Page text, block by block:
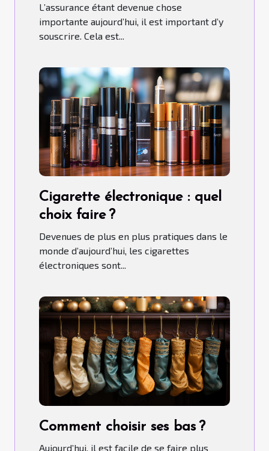
L’assurance étant devenue chose
importante aujourd’hui, il est important d’y
souscrire. Cela est...
Cigarette électronique : quel
choix faire ?
Devenues de plus en plus pratiques dans le
monde d’aujourd’hui, les cigarettes
électroniques sont...
Comment choisir ses bas ?
Aujourd’hui, il est facile de se faire plus